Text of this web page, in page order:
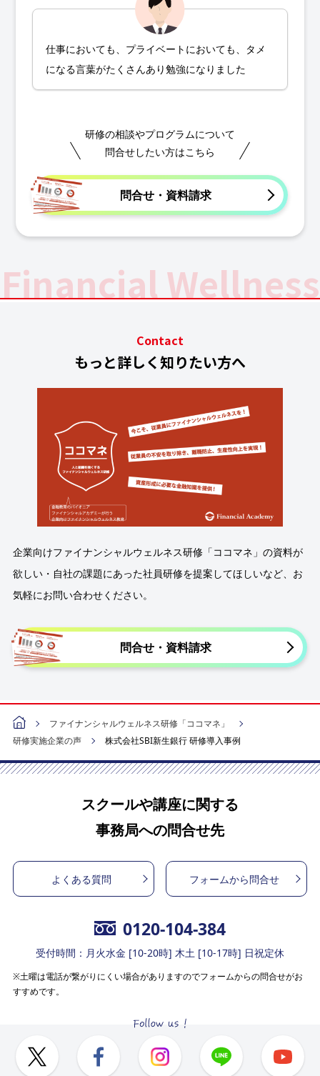
仕事においても、プライベートにおいても、タメ
になる言葉がたくさんあり勉強になりました
研修の相談やプログラムについて
問合せしたい方はこちら
問合せ・資料請求
Financial Wellness
Contact
もっと詳しく知りたい方へ
企業向けファイナンシャルウェルネス研修「ココマネ」の資料が
欲しい・自社の課題にあった社員研修を提案してほしいなど、お
気軽にお問い合わせください。
問合せ・資料請求
ファイナンシャルウェルネス研修「ココマネ」
研修実施企業の声
株式会社SBI新生銀行 研修導入事例
スクールや講座に関する
事務局への問合せ先
よくある質問 フォームから問合せ
0120-104-384
受付時間：月火水金 [10-20時] 木土 [10-17時] 日祝定休
※土曜は電話が繋がりにくい場合がありますのでフォームからの問合せがお
すすめです。